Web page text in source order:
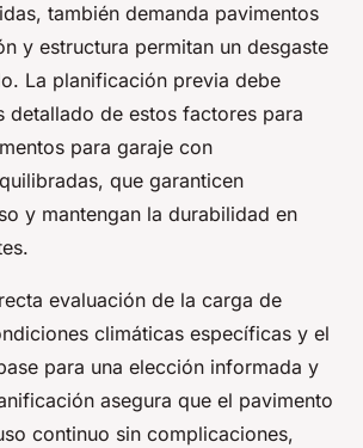
también demanda pavimentos
y estructura permitan un desgaste
La planificación previa debe
detallado de estos factores para
para garaje con
que garanticen
y mantengan la durabilidad en
evaluación de la carga de
climáticas específicas y el
para una elección informada y
asegura que el pavimento
continuo sin complicaciones,